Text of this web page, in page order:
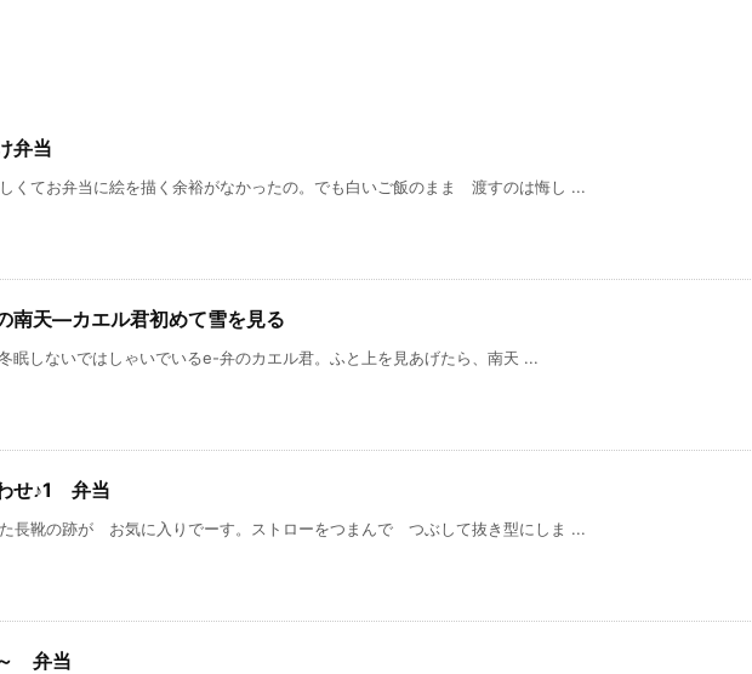
弁当
くてお弁当に絵を描く余裕がなかったの。でも白いご飯のまま 渡すのは悔し ...
南天—カエル君初めて雪を見る
しないではしゃいでいるe-弁のカエル君。ふと上を見あげたら、南天 ...
せ♪1 弁当
長靴の跡が お気に入りでーす。ストローをつまんで つぶして抜き型にしま ...
弁当